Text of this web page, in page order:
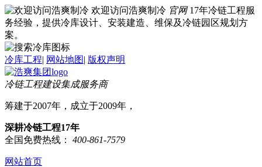
欢迎访问浩爽制冷 官网 17年冷链工程服
务经验，提供冷库设计、安装建造、维保及冷链园区规划方
案。
冷库工程| 网站地图| 版权声明
冷链工程建设集成服务商
筹建于2007年，成立于2009年，
深耕冷链工程17年
全国免费热线：
400-861-7579
网站首页